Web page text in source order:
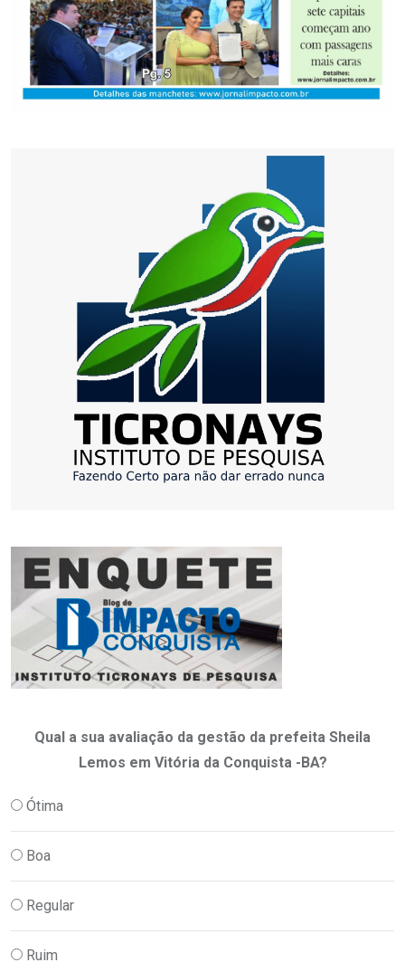
Qual a sua avaliação da gestão da prefeita Sheila
Lemos em Vitória da Conquista -BA?
Ótima
Boa
Regular
Ruim